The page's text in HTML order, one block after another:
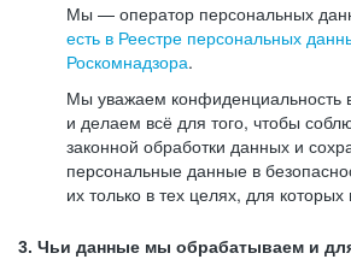
Мы — оператор персональных
есть в Реестре персональных
Роскомнадзора.
Мы уважаем конфиденциальность
и делаем всё для того, чтобы
законной обработки данных и
персональные данные в
их только в тех целях, для
3. Чьи данные мы обрабатываем и